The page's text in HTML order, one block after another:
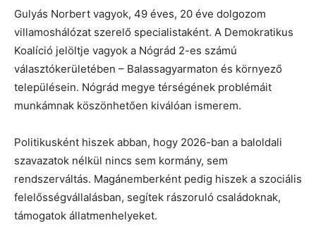
Gulyás Norbert vagyok, 49 éves, 20 éve dolgozom
villamoshálózat szerelő specialistaként. A Demokratikus
Koalíció jelöltje vagyok a Nógrád 2-es számú
választókerületében – Balassagyarmaton és környező
településein. Nógrád megye térségének problémáit
munkámnak köszönhetően kiválóan ismerem.
Politikusként hiszek abban, hogy 2026-ban a baloldali
szavazatok nélkül nincs sem kormány, sem
rendszerváltás. Magánemberként pedig hiszek a szociális
felelősségvállalásban, segítek rászoruló családoknak,
támogatok állatmenhelyeket.